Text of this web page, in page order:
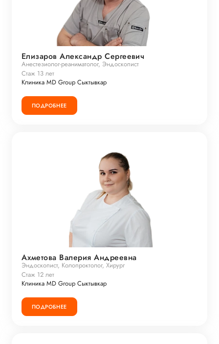
Елизаров Александр Сергеевич
Анестезиолог-реаниматолог, Эндоскопист
Стаж 13 лет
Клиника MD Group Сыктывкар
ПОДРОБНЕЕ
Ахметова Валерия Андреевна
Эндоскопист, Колопроктолог, Хирург
Стаж 12 лет
Клиника MD Group Сыктывкар
ПОДРОБНЕЕ